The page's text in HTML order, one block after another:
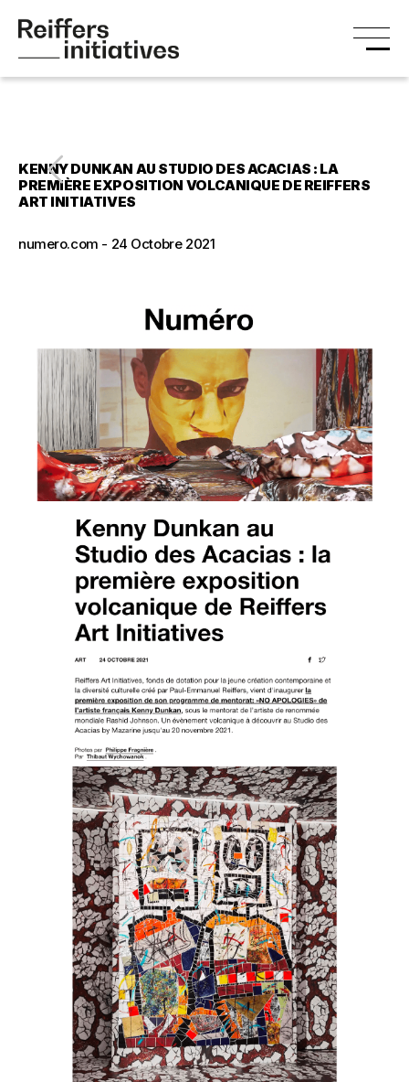
KENNY DUNKAN AU STUDIO DES ACACIAS : LA
PREMIÈRE EXPOSITION VOLCANIQUE DE REIFFERS
ART INITIATIVES
numero.com - 24 Octobre 2021